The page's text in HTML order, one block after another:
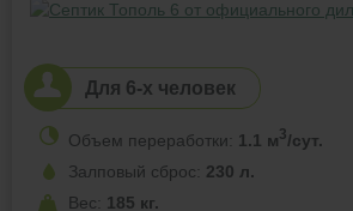
Для 6-х человек
Объем переработки: 1.1 м3/сут.
Залповый сброс: 230 л.
Вес: 185 кг.